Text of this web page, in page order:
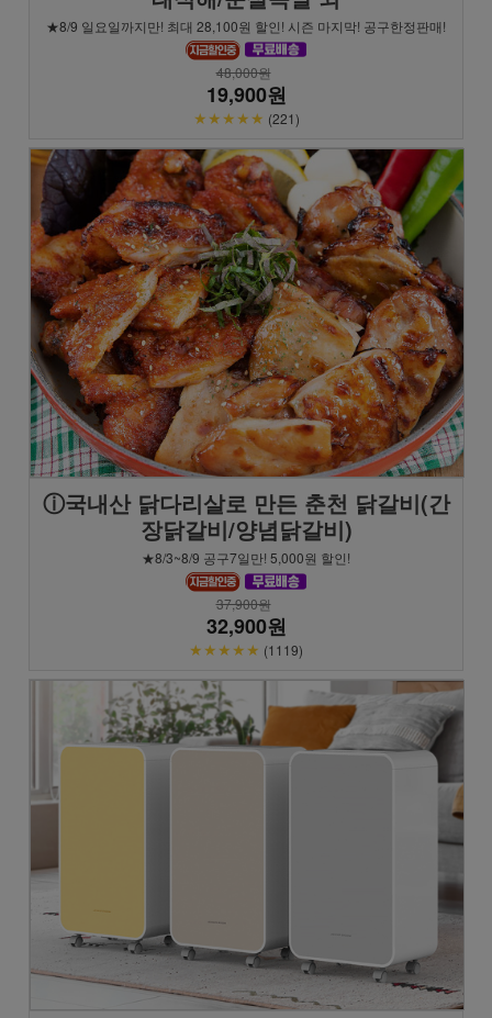
★8/9 일요일까지만! 최대 28,100원 할인! 시즌 마지막! 공구한정판매!
48,000원
19,900원
★★★★★ (221)
ⓘ국내산 닭다리살로 만든 춘천 닭갈비(간
장닭갈비/양념닭갈비)
★8/3~8/9 공구7일만! 5,000원 할인!
37,900원
32,900원
★★★★★ (1119)